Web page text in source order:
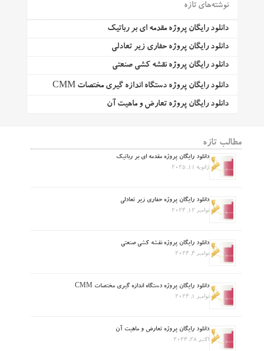
نوشته‌های تازه
دانلود رایگان پروژه مقدمه ای بر رباتیک
دانلود رایگان پروژه حفاری زیر تعادلی
دانلود رایگان پروژه نقشه کشی صنعتی
دانلود رایگان پروژه دستگاه اندازه گیری مختصات CMM
دانلود رایگان پروژه تعارض و ماهیت آن
مطالب تازه
دانلود رایگان پروژه مقدمه ای بر رباتیک
ژانویه 11, 2025
دانلود رایگان پروژه حفاری زیر تعادلی
نوامبر 12, 2024
دانلود رایگان پروژه نقشه کشی صنعتی
نوامبر 4, 2024
دانلود رایگان پروژه دستگاه اندازه گیری مختصات CMM
نوامبر 1, 2024
دانلود رایگان پروژه تعارض و ماهیت آن
اکتبر 28, 2024